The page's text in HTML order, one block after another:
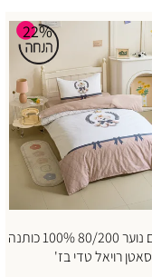
22%
סט מצעים נוער 80/200 100% כותנה
סאטן רויאל טדי בז'